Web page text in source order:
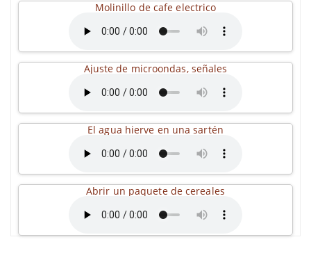
Molinillo de cafe electrico
Ajuste de microondas, señales
El agua hierve en una sartén
Abrir un paquete de cereales